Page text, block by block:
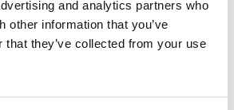
and analytics partners who
other information that you’ve
that they’ve collected from your use